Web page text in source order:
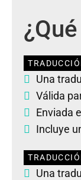
Una
Válida
Enviada
Incluye
Una